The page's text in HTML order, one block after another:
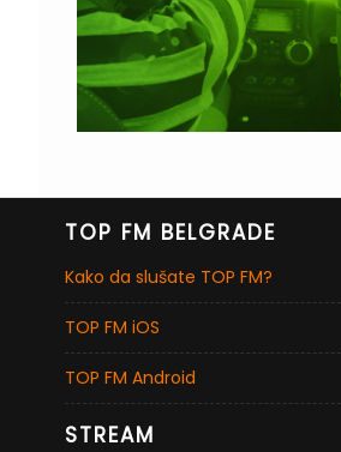
TOP FM BELGRADE
Kako da slušate TOP FM?
TOP FM iOS
TOP FM Android
STREAM